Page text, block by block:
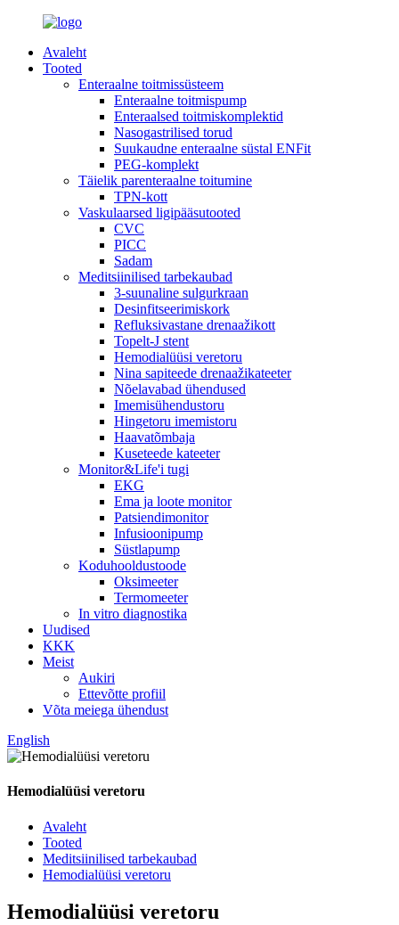
Avaleht
Tooted
Enteraalne toitmissüsteem
Enteraalne toitmispump
Enteraalsed toitmiskomplektid
Nasogastrilised torud
Suukaudne enteraalne süstal ENFit
PEG-komplekt
Täielik parenteraalne toitumine
TPN-kott
Vaskulaarsed ligipääsutooted
CVC
PICC
Sadam
Meditsiinilised tarbekaubad
3-suunaline sulgurkraan
Desinfitseerimiskork
Refluksivastane drenaažikott
Topelt-J stent
Hemodialüüsi veretoru
Nina sapiteede drenaažikateeter
Nõelavabad ühendused
Imemisühendustoru
Hingetoru imemistoru
Haavatõmbaja
Kuseteede kateeter
Monitor&Life'i tugi
EKG
Ema ja loote monitor
Patsiendimonitor
Infusioonipump
Süstlapump
Koduhooldustoode
Oksimeeter
Termomeeter
In vitro diagnostika
Uudised
KKK
Meist
Aukiri
Ettevõtte profiil
Võta meiega ühendust
English
Hemodialüüsi veretoru
Avaleht
Tooted
Meditsiinilised tarbekaubad
Hemodialüüsi veretoru
Hemodialüüsi veretoru